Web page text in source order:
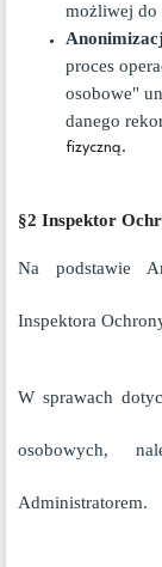
możliwej do
proces
osobowe"
danego
fizyczną.
§2 Inspektor
Na podstawie
Inspektora
W sprawach
osobowych,
Administratorem.